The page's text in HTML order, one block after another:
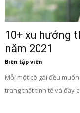
10+ xu hướng
năm 2021
Biên tập viên
Mỗi một cô gái đều
trang thật tinh tế và đầy